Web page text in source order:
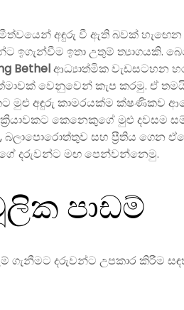
අඳුරු වී ඇති බවක්
ඉතා උතුම් ත්‍යාගයකි.
Bethelආධ්‍යාත්මික වැඩසටහන
වෙනුවෙන් කැප කරමු. ඒ
මුළු අඳුරු කාමරයක්ම ක්ෂණිකව
කෙනෙකුගේ මුළු දවසම
සහ ප්‍රීතිය ගෙන
දරුවන්ට මඟ පෙන්වන්නෙමු.
පාඩම්
දරුවන්ට උපකාර කිරීම